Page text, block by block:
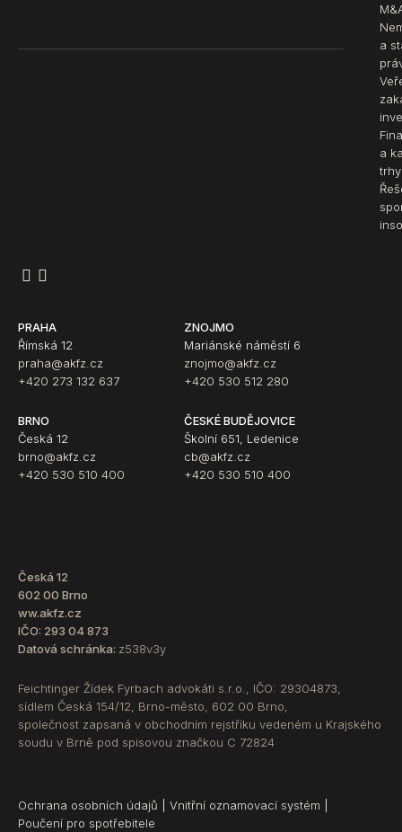
a
a
trhy
PRAHA
Římská 12
praha@akfz.cz
+420 273 132 637
BRNO
Česká 12
brno@akfz.cz
+420 530 510 400
ZNOJMO
Mariánské náměstí 6
znojmo@akfz.cz
+420 530 512 280
ČESKÉ BUDĚJOVICE
Školní 651, Ledenice
cb@akfz.cz
+420 530 510 400
Česká 12
602 00 Brno
ww.akfz.cz
IČO: 293 04 873
Datová schránka: z538v3y
Feichtinger Žídek Fyrbach advokáti s.r.o., IČO: 29304873,
sídlem Česká 154/12, Brno-město, 602 00 Brno,
společnost zapsaná v obchodním rejstříku vedeném u Krajského
soudu v Brně pod spisovou značkou C 72824
Ochrana osobních údajů Vnitřní oznamovací systém
Poučení pro spotřebitele